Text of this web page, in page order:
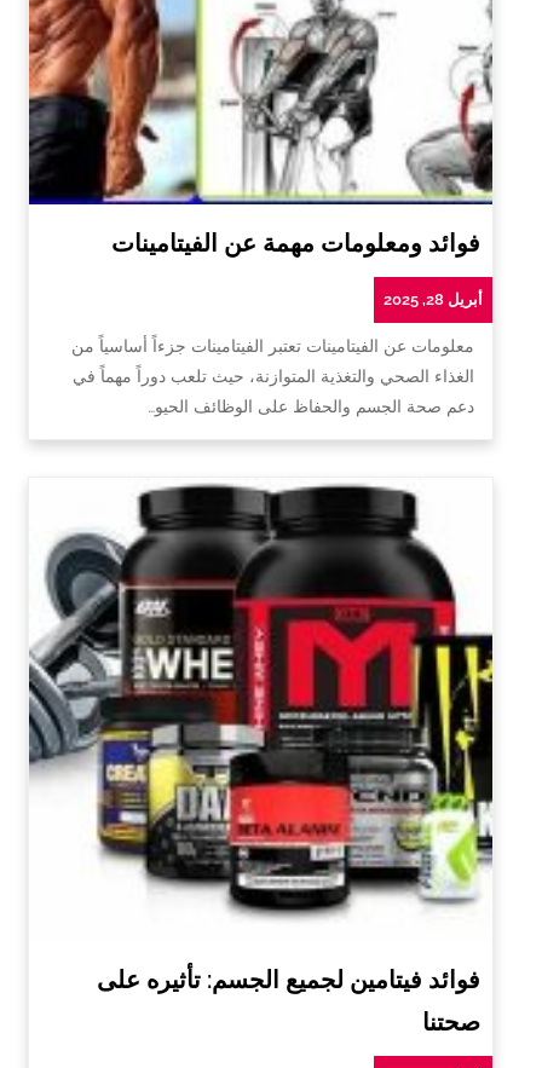
فوائد ومعلومات مهمة عن الفيتامينات
أبريل 28, 2025
معلومات عن الفيتامينات تعتبر الفيتامينات جزءاً أساسياً من
الغذاء الصحي والتغذية المتوازنة، حيث تلعب دوراً مهماً في
دعم صحة الجسم والحفاظ على الوظائف الحيو…
فوائد فيتامين لجميع الجسم: تأثيره على
صحتنا